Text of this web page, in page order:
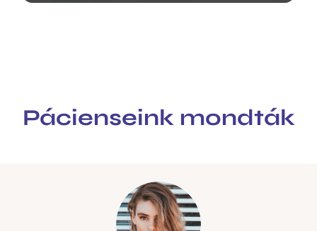
Pácienseink mondták